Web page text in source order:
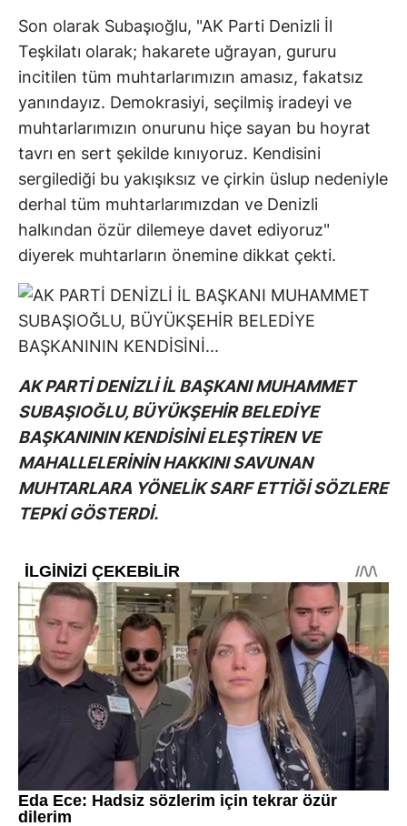
Son olarak Subaşıoğlu, "AK Parti Denizli İl
Teşkilatı olarak; hakarete uğrayan, gururu
incitilen tüm muhtarlarımızın amasız, fakatsız
yanındayız. Demokrasiyi, seçilmiş iradeyi ve
muhtarlarımızın onurunu hiçe sayan bu hoyrat
tavrı en sert şekilde kınıyoruz. Kendisini
sergilediği bu yakışıksız ve çirkin üslup nedeniyle
derhal tüm muhtarlarımızdan ve Denizli
halkından özür dilemeye davet ediyoruz"
diyerek muhtarların önemine dikkat çekti.
AK PARTİ DENİZLİ İL BAŞKANI MUHAMMET
SUBAŞIOĞLU, BÜYÜKŞEHİR BELEDİYE
BAŞKANININ KENDİSİNİ ELEŞTİREN VE
MAHALLELERİNİN HAKKINI SAVUNAN
MUHTARLARA YÖNELİK SARF ETTİĞİ SÖZLERE
TEPKİ GÖSTERDİ.